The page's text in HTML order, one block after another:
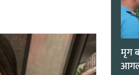
मृग